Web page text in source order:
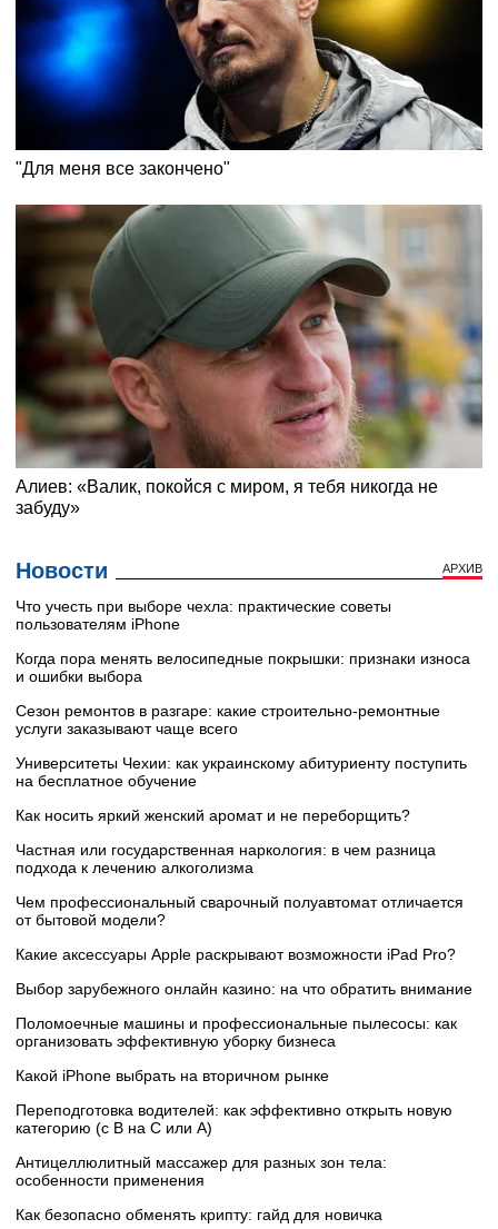
Новости АРХИВ
Что учесть при выборе чехла: практические советы
пользователям iPhone
Когда пора менять велосипедные покрышки: признаки износа
и ошибки выбора
Сезон ремонтов в разгаре: какие строительно-ремонтные
услуги заказывают чаще всего
Университеты Чехии: как украинскому абитуриенту поступить
на бесплатное обучение
Как носить яркий женский аромат и не переборщить?
Частная или государственная наркология: в чем разница
подхода к лечению алкоголизма
Чем профессиональный сварочный полуавтомат отличается
от бытовой модели?
Какие аксессуары Apple раскрывают возможности iPad Pro?
Выбор зарубежного онлайн казино: на что обратить внимание
Поломоечные машины и профессиональные пылесосы: как
организовать эффективную уборку бизнеса
Какой iPhone выбрать на вторичном рынке
Переподготовка водителей: как эффективно открыть новую
категорию (с B на C или А)
Антицеллюлитный массажер для разных зон тела:
особенности применения
Как безопасно обменять крипту: гайд для новичка